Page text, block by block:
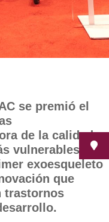
se premió el
de la calidad
vulnerables,
exoesqueleto
que
trastornos